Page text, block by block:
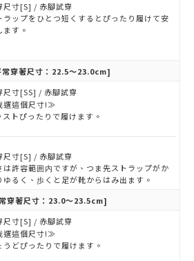
尺寸[S] / 赤腳試穿
ラップをひとつ短くするとぴったり履けて安
ます。
常穿著尺寸：22.5～23.0cm]
尺寸[SS] / 赤腳試穿
這個尺寸!≫
ストぴったりで履けます。
尺寸[S] / 赤腳試穿
は許容範囲内ですが、つま先ストラップがか
ゆるく、歩くと足が靴からはみ出ます。
穿著尺寸：23.0～23.5cm]
尺寸[S] / 赤腳試穿
這個尺寸!≫
うどぴったりで履けます。